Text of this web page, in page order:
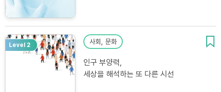
Level 2 사회, 문화
인구 부양력,
세상을 해석하는 또 다른 시선